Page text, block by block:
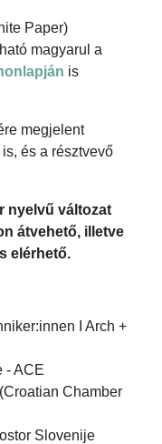
Paper)
magyarul a
is
megjelent
és a résztvevő
nyelvű változat
átvehető, illetve
elérhető.
I Arch +
- ACE
Chamber
Slovenije